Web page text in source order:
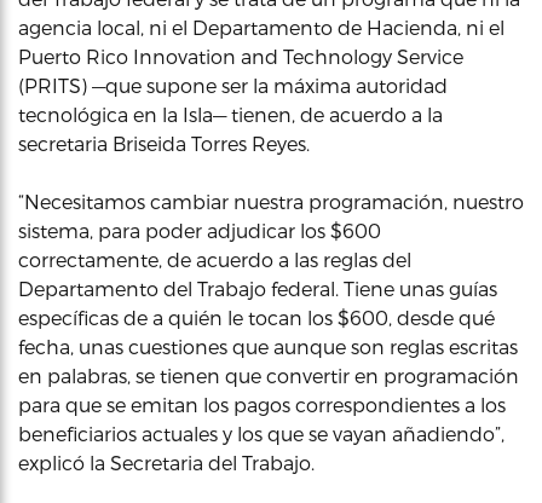
agencia local, ni el Departamento de Hacienda, ni el
Puerto Rico Innovation and Technology Service
(PRITS) —que supone ser la máxima autoridad
tecnológica en la Isla— tienen, de acuerdo a la
secretaria Briseida Torres Reyes.
“Necesitamos cambiar nuestra programación, nuestro
sistema, para poder adjudicar los $600
correctamente, de acuerdo a las reglas del
Departamento del Trabajo federal. Tiene unas guías
específicas de a quién le tocan los $600, desde qué
fecha, unas cuestiones que aunque son reglas escritas
en palabras, se tienen que convertir en programación
para que se emitan los pagos correspondientes a los
beneficiarios actuales y los que se vayan añadiendo”,
explicó la Secretaria del Trabajo.